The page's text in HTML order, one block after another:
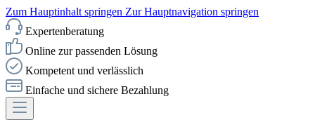
Zum Hauptinhalt springen Zur Hauptnavigation springen
Expertenberatung
Online zur passenden Lösung
Kompetent und verlässlich
Einfache und sichere Bezahlung